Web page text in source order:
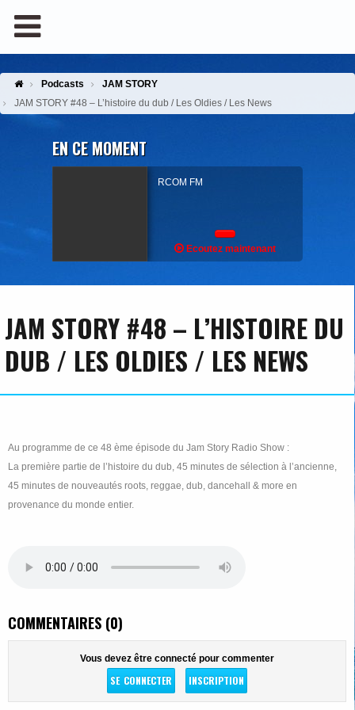
Podcasts
JAM STORY
JAM STORY #48 – L’histoire du dub / Les Oldies / Les News
EN CE MOMENT
RCOM FM
Ecoutez maintenant
JAM STORY #48 – L’HISTOIRE DU
DUB / LES OLDIES / LES NEWS
Au programme de ce 48 ème épisode du Jam Story Radio Show :
La première partie de l’histoire du dub, 45 minutes de sélection à l’ancienne,
45 minutes de nouveautés roots, reggae, dub, dancehall & more en
provenance du monde entier.
COMMENTAIRES (0)
Vous devez être connecté pour commenter
SE CONNECTER INSCRIPTION